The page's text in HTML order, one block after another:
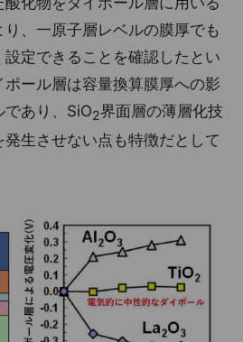
、一原子層レベルの膜厚でも
設定できることを確認したとい
ポール層は容量換算膜厚への影
あり、SiO2界面層の薄層化技
生させない点も特徴だとして